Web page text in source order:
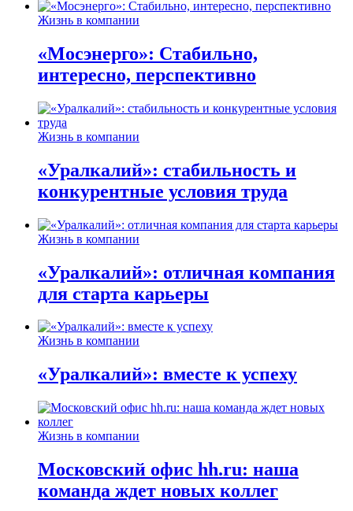
Жизнь в компании
«Мосэнерго»: Стабильно,
интересно, перспективно
Жизнь в компании
«Уралкалий»: стабильность и
конкурентные условия труда
Жизнь в компании
«Уралкалий»: отличная компания
для старта карьеры
Жизнь в компании
«Уралкалий»: вместе к успеху
Жизнь в компании
Московский офис hh.ru: наша
команда ждет новых коллег